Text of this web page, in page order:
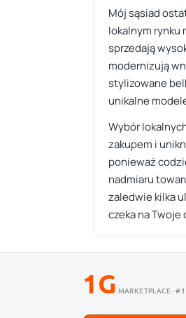
Mój sąsiad
lokalnym rynku
sprzedają
modernizują
stylizowane
unikalne
Wybór
zakupem i
ponieważ
nadmiaru
zaledwie kilka
czeka na
1G MARKETPLACE ·